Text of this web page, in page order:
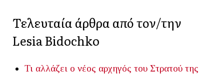
Τελευταία άρθρα από τον/την
Lesia Bidochko
Τι αλλάζει ο νέος αρχηγός του Στρατού της